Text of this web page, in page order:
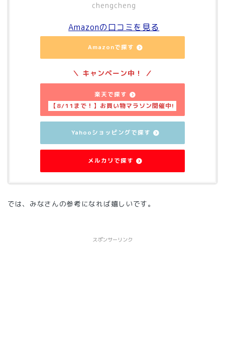
chengcheng
Amazonの口コミを見る
Amazonで探す
楽天で探す
Yahooショッピングで探す
メルカリで探す
では、みなさんの参考になれば嬉しいです。
スポンサーリンク